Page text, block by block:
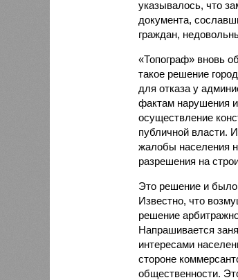
указывалось, что
документа,
граждан,
«Топограф» вновь
такое решение
для отказа у
фактам нарушения
осуществление
публичной власти.
жалобы населения
разрешения на
Это решение и было
Известно, что
решение
Напрашивается
интересами
стороне
общественности.